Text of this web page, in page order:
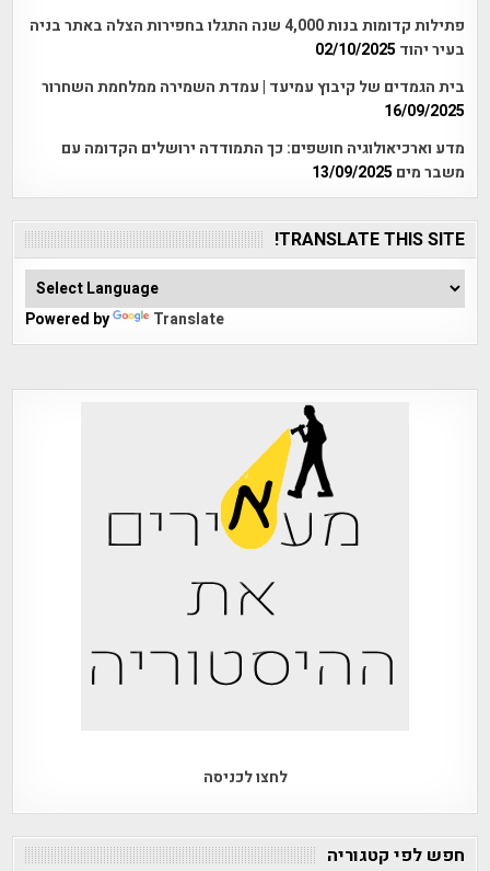
פתילות קדומות בנות 4,000 שנה התגלו בחפירות הצלה באתר בניה
בעיר יהוד 02/10/2025
בית הגמדים של קיבוץ עמיעד | עמדת השמירה ממלחמת השחרור
16/09/2025
מדע וארכיאולוגיה חושפים: כך התמודדה ירושלים הקדומה עם
משבר מים 13/09/2025
TRANSLATE THIS SITE!
Powered by Translate
לחצו לכניסה
חפש לפי קטגוריה